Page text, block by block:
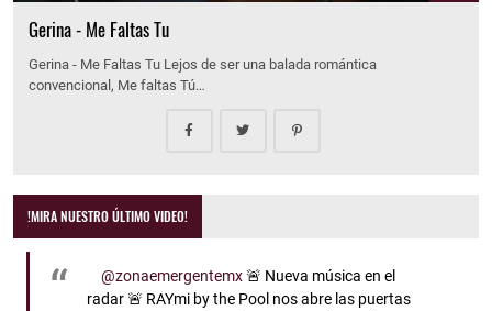
Gerina - Me Faltas Tu
Gerina - Me Faltas Tu Lejos de ser una balada romántica
convencional, Me faltas Tú…
!MIRA NUESTRO ÚLTIMO VIDEO!
@zonaemergentemx🚨 Nueva música en el
radar 🚨 RAYmi by the Pool nos abre las puertas